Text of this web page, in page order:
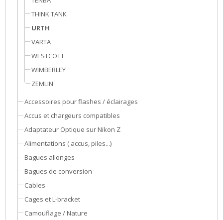
THINK TANK
URTH
VARTA
WESTCOTT
WIMBERLEY
ZEMLIN
Accessoires pour flashes / éclairages
Accus et chargeurs compatibles
Adaptateur Optique sur Nikon Z
Alimentations ( accus, piles...)
Bagues allonges
Bagues de conversion
Cables
Cages et L-bracket
Camouflage / Nature